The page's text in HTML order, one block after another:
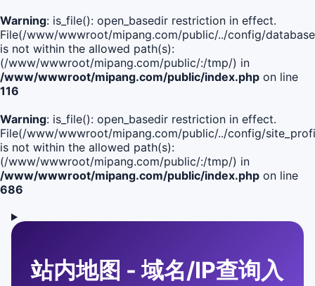
Warning: is_file(): open_basedir restriction in effect.
File(/www/wwwroot/mipang.com/public/../config/
is not within the allowed path(s):
(/www/wwwroot/mipang.com/public/:/tmp/) in
/www/wwwroot/mipang.com/public/index.php on line
116
Warning: is_file(): open_basedir restriction in effect.
File(/www/wwwroot/mipang.com/public/../config/
is not within the allowed path(s):
(/www/wwwroot/mipang.com/public/:/tmp/) in
/www/wwwroot/mipang.com/public/index.php on line
686
站内地图 - 域名/IP查询入